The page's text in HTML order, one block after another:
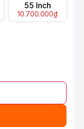
55 Inch
10.700.000₫